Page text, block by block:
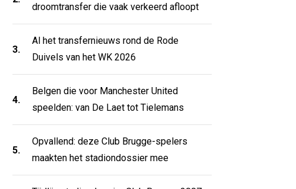
droomtransfer die vaak verkeerd afloopt
3.
Al het transfernieuws rond de Rode
Duivels van het WK 2026
4.
Belgen die voor Manchester United
speelden: van De Laet tot Tielemans
5.
Opvallend: deze Club Brugge-spelers
maakten het stadiondossier mee